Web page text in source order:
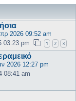
2026 09:52 am
03:23 pm 1 2 3
2026 12:27 pm
08:41 am